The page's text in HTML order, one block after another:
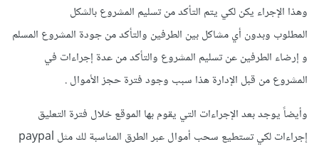
وهذا الإجراء يكن لكي يتم التأكد من تسليم المشروع بالشكل
المطلوب وبدون أي مشاكل بين الطرفين والتأكد من جودة المشروع المسلم
و إرضاء الطرفين عن تسليم المشروع والتأكد من عدة إجراءات في
المشروع من قبل الإدارة هذا سبب وجود فترة حجز الأموال .
وأيضاً يوجد بعد الإجراءات التي يقوم بها الموقع خلال فترة التعليق
إجراءات لكي تستطيع سحب أموال عبر الطرق المناسبة لك مثل paypal